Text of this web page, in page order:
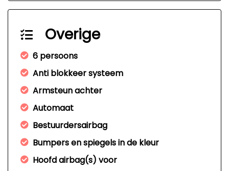
Overige
6 persoons
Anti blokkeer systeem
Armsteun achter
Automaat
Bestuurdersairbag
Bumpers en spiegels in de kleur
Hoofd airbag(s) voor